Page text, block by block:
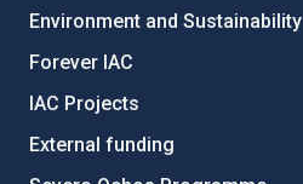
Environment and Sustainability
Forever IAC
IAC Projects
External funding